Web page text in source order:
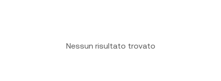
Nessun risultato trovato